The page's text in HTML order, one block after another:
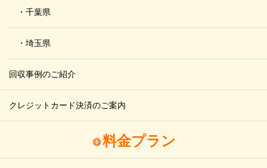
・千葉県
・埼玉県
回収事例のご紹介
クレジットカード決済のご案内
料金プラン